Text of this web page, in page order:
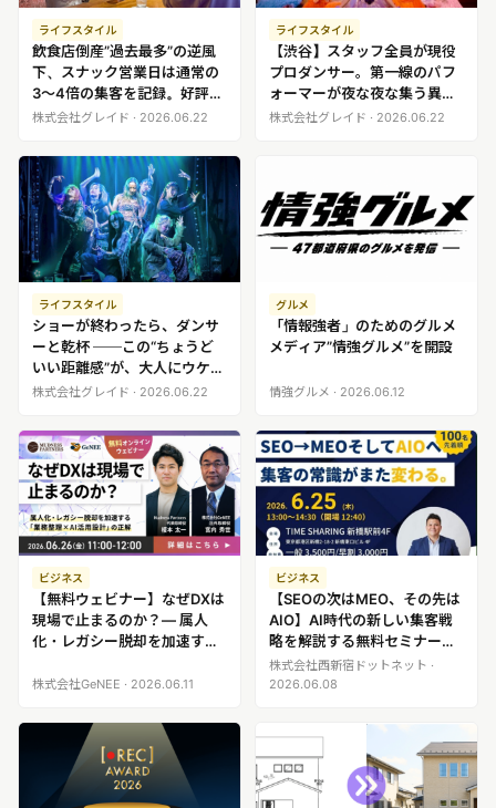
ライフスタイル
飲食店倒産”過去最多”の逆風
下、スナック営業日は通常の
3〜4倍の集客を記録。好評に
つき月2日→8日に拡大
株式会社グレイド · 2026.06.22
ライフスタイル
【渋谷】スタッフ全員が現役
プロダンサー。第一線のパフ
ォーマーが夜な夜な集う異空
間BAR「キズキ」が”至近距
株式会社グレイド · 2026.06.22
ライフスタイル
ショーが終わったら、ダンサ
ーと乾杯 ──この“ちょうど
いい距離感”が、大人にウケて
いる中野の「ネオスナックが
約1.5倍
株式会社グレイド · 2026.06.22
グルメ
「情報強者」のためのグルメ
メディア”情強グルメ”を開設
情強グルメ · 2026.06.12
ビジネス
【無料ウェビナー】なぜDXは
現場で止まるのか？― 属人
化・レガシー脱却を加速す
解 ―
株式会社GeNEE · 2026.06.11
ビジネス
【SEOの次はMEO、その先は
AIO】AI時代の新しい集客戦
略を解説する無料セミナーを
6月25日に新橋で開催
株式会社西新宿ドットネット ·
2026.06.08